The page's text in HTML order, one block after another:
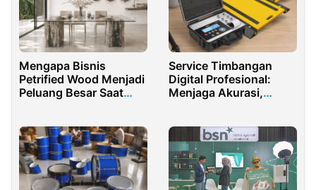
Mengapa Bisnis
Petrified Wood Menjadi
Peluang Besar Saat
Service Timbangan
Digital Profesional:
Menjaga Akurasi,